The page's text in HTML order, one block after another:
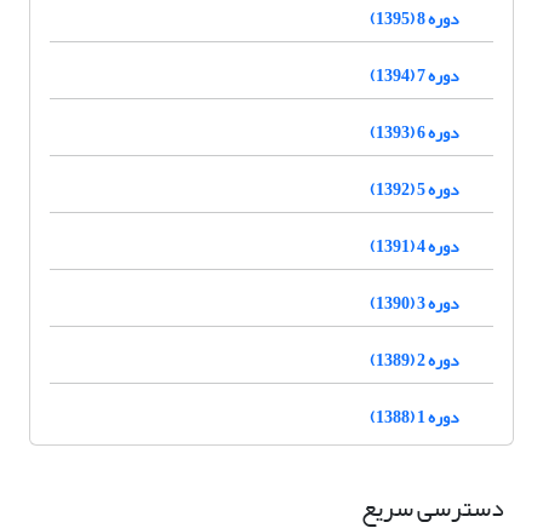
دوره 8 (1395)
دوره 7 (1394)
دوره 6 (1393)
دوره 5 (1392)
دوره 4 (1391)
دوره 3 (1390)
دوره 2 (1389)
دوره 1 (1388)
دسترسی سریع